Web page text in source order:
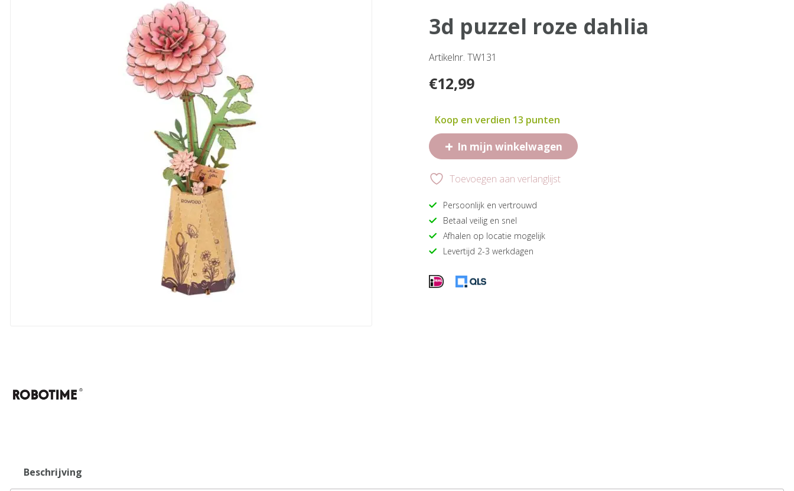
3d puzzel roze dahlia
Artikelnr. TW131
€12,99
Koop en verdien 13 punten
+ In mijn winkelwagen
Toevoegen aan verlanglijst
Persoonlijk en vertrouwd
Betaal veilig en snel
Afhalen op locatie mogelijk
Levertijd 2-3 werkdagen
Beschrijving